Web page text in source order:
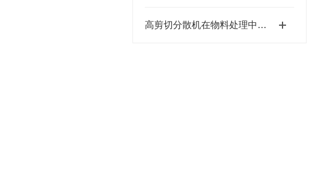
高剪切分散机在物料处理中的工艺优化与应用